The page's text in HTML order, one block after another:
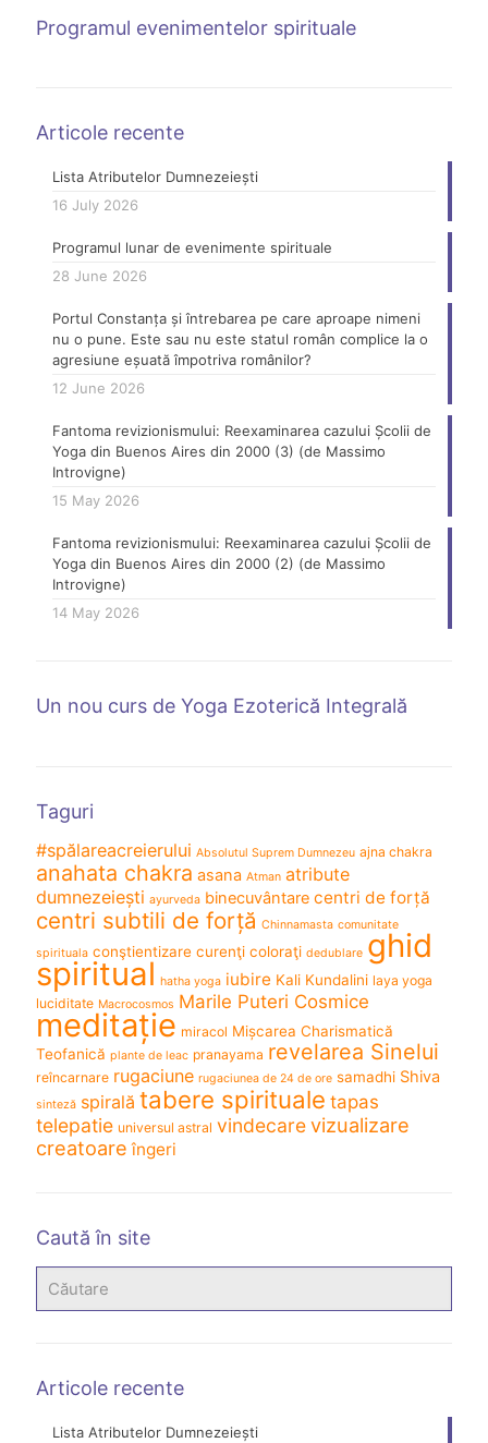
Programul evenimentelor spirituale
Articole recente
Lista Atributelor Dumnezeiești
16 July 2026
Programul lunar de evenimente spirituale
28 June 2026
Portul Constanța și întrebarea pe care aproape nimeni
nu o pune. Este sau nu este statul român complice la o
agresiune eșuată împotriva românilor?
12 June 2026
Fantoma revizionismului: Reexaminarea cazului Școlii de
Yoga din Buenos Aires din 2000 (3) (de Massimo
Introvigne)
15 May 2026
Fantoma revizionismului: Reexaminarea cazului Școlii de
Yoga din Buenos Aires din 2000 (2) (de Massimo
Introvigne)
14 May 2026
Un nou curs de Yoga Ezoterică Integrală
Taguri
#spălareacreierului Absolutul Suprem Dumnezeu ajna chakra
anahata chakra asana Atman atribute
dumnezeiești ayurveda binecuvântare centri de forță
centri subtili de forță Chinnamasta comunitate
spirituala conştientizare curenţi coloraţi dedublare ghid
spiritual hatha yoga iubire Kali Kundalini laya yoga
luciditate Macrocosmos Marile Puteri Cosmice
meditație miracol Mișcarea Charismatică
Teofanică plante de leac pranayama revelarea Sinelui
reîncarnare rugaciune rugaciunea de 24 de ore samadhi Shiva
sinteză spirală tabere spirituale tapas
telepatie universul astral vindecarevizualizare
creatoare îngeri
Caută în site
Articole recente
Lista Atributelor Dumnezeiești